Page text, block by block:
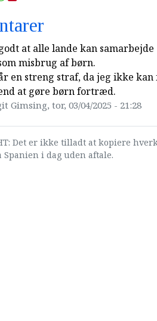
at alle lande kan samarbejde
misbrug af børn.
en streng straf, da jeg ikke
at gøre børn fortræd.
Gimsing, tor, 03/04/2025 - 21:28
Det er ikke tilladt at kopiere
i dag uden aftale.